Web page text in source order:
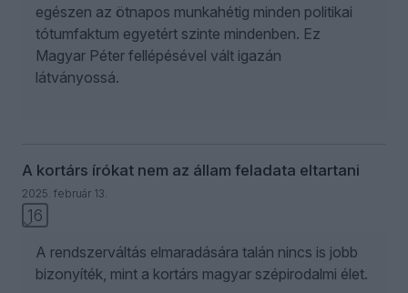
egészen az ötnapos munkahétig minden politikai
tótumfaktum egyetért szinte mindenben. Ez
Magyar Péter fellépésével vált igazán
látványossá.
A kortárs írókat nem az állam feladata eltartani
2025. február 13.
16
A rendszerváltás elmaradására talán nincs is jobb
bizonyíték, mint a kortárs magyar szépirodalmi élet.